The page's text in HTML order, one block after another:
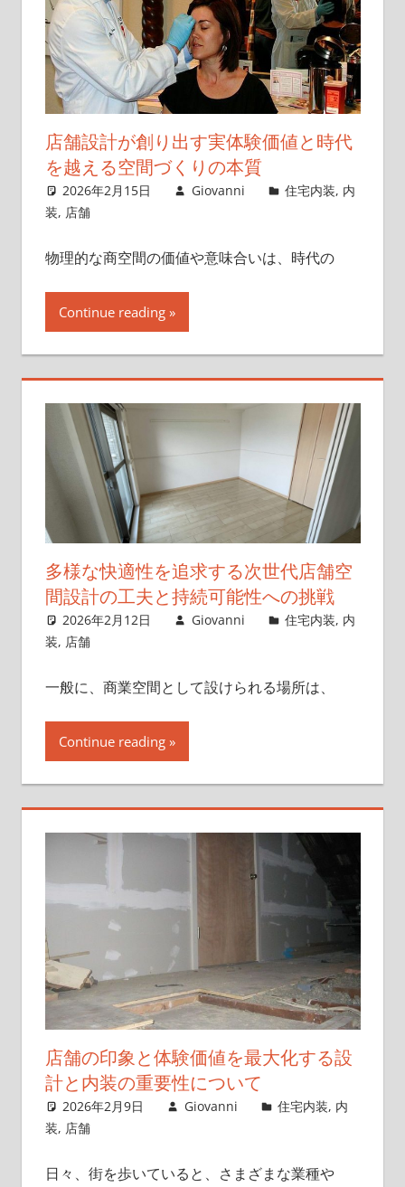
店舗設計が創り出す実体験価値と時代
を越える空間づくりの本質
2026年2月15日 Giovanni 住宅内装, 内
装, 店舗
物理的な商空間の価値や意味合いは、時代の
Continue reading
多様な快適性を追求する次世代店舗空
間設計の工夫と持続可能性への挑戦
2026年2月12日 Giovanni 住宅内装, 内
装, 店舗
一般に、商業空間として設けられる場所は、
Continue reading
店舗の印象と体験価値を最大化する設
計と内装の重要性について
2026年2月9日 Giovanni 住宅内装, 内
装, 店舗
日々、街を歩いていると、さまざまな業種や